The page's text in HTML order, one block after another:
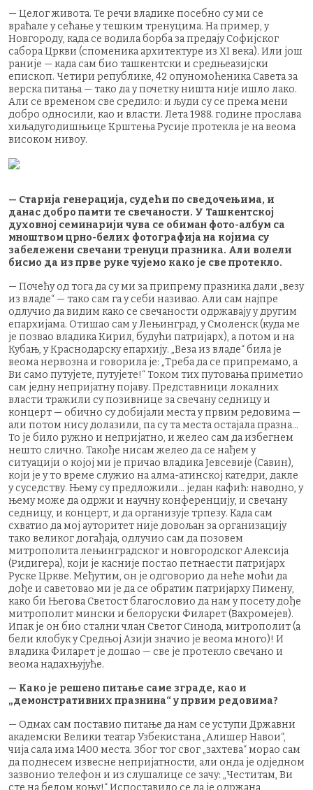
— Целог живота. Те речи владике посебно су ми се
враћале у сећање у тешким тренуцима. На пример, у
Новгороду, када се водила борба за предају Софијског
сабора Цркви (споменика архитектуре из XI века). Или још
раније — када сам био ташкентски и средњеазијски
епископ. Четири републике, 42 опуномоћеника Савета за
верска питања — тако да у почетку ништа није ишло лако.
Али се временом све средило: и људи су се према мени
добро односили, као и власти. Лета 1988. године прослава
хиљадугодишњице Крштења Русије протекла је на веома
високом нивоу.
— Старија генерација, судећи по сведочењима, и
данас добро памти те свечаности. У Ташкентској
духовној семинарији чува се обиман фото-албум са
мноштвом црно-белих фотографија на којима су
забележени свечани тренуци празника. Али волели
бисмо да из прве руке чујемо како је све протекло.
— Почећу од тога да су ми за припрему празника дали „везу
из владе“ — тако сам га у себи називао. Али сам најпре
одлучио да видим како се свечаности одржавају у другим
епархијама. Отишао сам у Лењинград, у Смоленск (куда ме
је позвао владика Кирил, будући патријарх), а потом и на
Кубањ, у Краснодарску епархију. „Веза из владе“ била је
веома нервозна и говорила је: „Треба да се припремамо, а
Ви само путујете, путујете!“ Током тих путовања приметио
сам једну непријатну појаву. Представници локалних
власти тражили су позивнице за свечану седницу и
концерт — обично су добијали места у првим редовима —
али потом нису долазили, па су та места остајала празна...
То је било ружно и непријатно, и желео сам да избегнем
нешто слично. Такође нисам желео да се нађем у
ситуацији о којој ми је причао владика Јевсевије (Савин),
који је у то време служио на алма-атинској катедри, дакле
у суседству. Њему су предложили… један кафић: наводно, у
њему може да одржи и научну конференцију, и свечану
седницу, и концерт, и да организује трпезу. Када сам
схватио да мој ауторитет није довољан за организацију
тако великог догађаја, одлучио сам да позовем
митрополита лењинградског и новгородског Алексија
(Ридигера), који је касније постао петнаести патријарх
Руске Цркве. Међутим, он је одговорио да неће моћи да
дође и саветовао ми је да се обратим патријарху Пимену,
како би Његова Светост благословио да нам у посету дође
митрополит мински и белоруски Филарет (Вахромејев).
Ипак је он био стални члан Светог Синода, митрополит (а
бели клобук у Средњој Азији значио је веома много)! И
владика Филарет је дошао — све је протекло свечано и
веома надахњујуће.
— Како је решено питање саме зграде, као и
„демонстративних празнина“ у првим редовима?
— Одмах сам поставио питање да нам се уступи Државни
академски Велики театар Узбекистана „Алишер Навои“,
чија сала има 1400 места. Због тог свог „захтева“ морао сам
да поднесем извесне непријатности, али онда је одједном
зазвонио телефон и из слушалице се зачу: „Честитам, Ви
сте на белом коњу!“ Испоставило се да је одржана